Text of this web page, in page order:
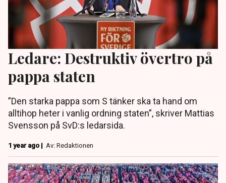
Ledare: Destruktiv övertro på
pappa staten
”Den starka pappa som S tänker ska ta hand om
alltihop heter i vanlig ordning staten”, skriver Mattias
Svensson på SvD:s ledarsida.
1 year ago | Av: Redaktionen